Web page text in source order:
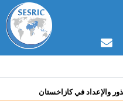
والإعداد في كازاخستان